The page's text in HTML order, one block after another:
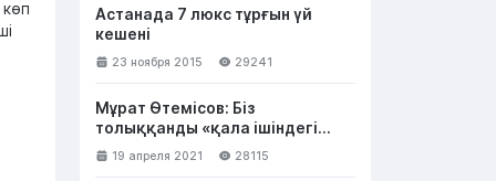
Астанада 7 люкс тұрғын үй
кешені
23 ноября 2015 29241
Мұрат Өтемісов: Біз
толыққанды «қала ішіндегі
қала» құрып жатырмыз
19 апреля 2021 28115